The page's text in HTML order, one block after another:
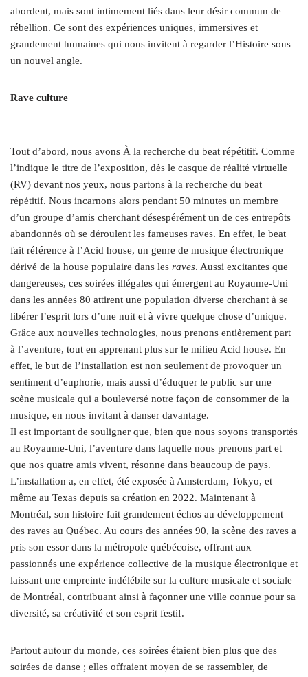
abordent, mais sont intimement liés dans leur désir commun de
rébellion. Ce sont des expériences uniques, immersives et
grandement humaines qui nous invitent à regarder l’Histoire sous
un nouvel angle.
Rave culture
Tout d’abord, nous avons À la recherche du beat répétitif. Comme
l’indique le titre de l’exposition, dès le casque de réalité virtuelle
(RV) devant nos yeux, nous partons à la recherche du beat
répétitif. Nous incarnons alors pendant 50 minutes un membre
d’un groupe d’amis cherchant désespérément un de ces entrepôts
abandonnés où se déroulent les fameuses raves. En effet, le beat
fait référence à l’Acid house, un genre de musique électronique
dérivé de la house populaire dans les raves. Aussi excitantes que
dangereuses, ces soirées illégales qui émergent au Royaume-Uni
dans les années 80 attirent une population diverse cherchant à se
libérer l’esprit lors d’une nuit et à vivre quelque chose d’unique.
Grâce aux nouvelles technologies, nous prenons entièrement part
à l’aventure, tout en apprenant plus sur le milieu Acid house. En
effet, le but de l’installation est non seulement de provoquer un
sentiment d’euphorie, mais aussi d’éduquer le public sur une
scène musicale qui a bouleversé notre façon de consommer de la
musique, en nous invitant à danser davantage.
Il est important de souligner que, bien que nous soyons transportés
au Royaume-Uni, l’aventure dans laquelle nous prenons part et
que nos quatre amis vivent, résonne dans beaucoup de pays.
L’installation a, en effet, été exposée à Amsterdam, Tokyo, et
même au Texas depuis sa création en 2022. Maintenant à
Montréal, son histoire fait grandement échos au développement
des raves au Québec. Au cours des années 90, la scène des raves a
pris son essor dans la métropole québécoise, offrant aux
passionnés une expérience collective de la musique électronique et
laissant une empreinte indélébile sur la culture musicale et sociale
de Montréal, contribuant ainsi à façonner une ville connue pour sa
diversité, sa créativité et son esprit festif.
Partout autour du monde, ces soirées étaient bien plus que des
soirées de danse ; elles offraient moyen de se rassembler, de